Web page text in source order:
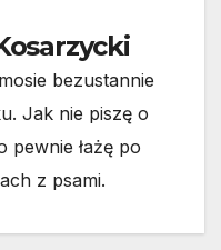
bezustannie
Jak nie piszę o
pewnie łażę po
z psami.